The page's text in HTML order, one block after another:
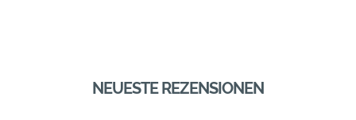
NEUESTE REZENSIONEN